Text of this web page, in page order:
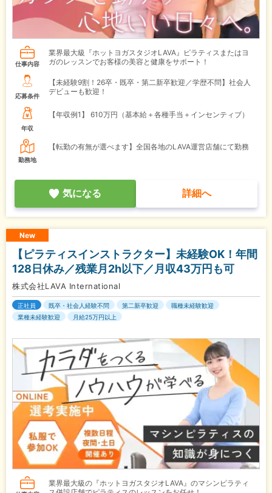
仕事内容
業界最大級『ホットヨガスタジオLAVA』ピラティスまたはヨ
ガのレッスンでお客様の美容と健康をサポート！
応募条件
【未経験9割！26卒・既卒・第二新卒歓迎／学歴不問】社会人
デビューも歓迎！
年収
【年収例1】 610万円（基本給＋各種手当＋インセンティブ）
勤務地
【転勤の有無が選べます】全国各地のLAVA運営店舗にて勤務
気になる 詳細へ
New
【ピラティスインストラクター】未経験OK！年間
128日休み／残業月2h以下／月収43万円も可
株式会社LAVA International
正社員 既卒・社会人経験不問 第二新卒歓迎
職種未経験歓迎
業種未経験歓迎
月給25万円以上
業界最大級の『ホットヨガスタジオLAVA』のマシンピラティ